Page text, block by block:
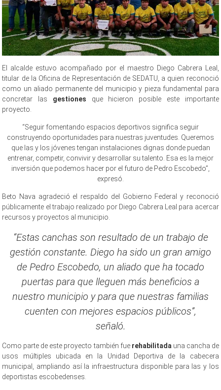
El alcalde estuvo acompañado por el maestro Diego Cabrera Leal,
titular de la Oficina de Representación de SEDATU, a quien reconoció
como un aliado permanente del municipio y pieza fundamental para
concretar las gestiones que hicieron posible este importante
proyecto.
“Seguir fomentando espacios deportivos significa seguir
construyendo oportunidades para nuestras juventudes. Queremos
que las y los jóvenes tengan instalaciones dignas donde puedan
entrenar, competir, convivir y desarrollar su talento. Esa es la mejor
inversión que podemos hacer por el futuro de Pedro Escobedo”,
expresó.
Beto Nava agradeció el respaldo del Gobierno Federal y reconoció
públicamente el trabajo realizado por Diego Cabrera Leal para acercar
recursos y proyectos al municipio.
“Estas canchas son resultado de un trabajo de
gestión constante. Diego ha sido un gran amigo
de Pedro Escobedo, un aliado que ha tocado
puertas para que lleguen más beneficios a
nuestro municipio y para que nuestras familias
cuenten con mejores espacios públicos”,
señaló.
Como parte de este proyecto también fue rehabilitada una cancha de
usos múltiples ubicada en la Unidad Deportiva de la cabecera
municipal, ampliando así la infraestructura disponible para las y los
deportistas escobedenses.